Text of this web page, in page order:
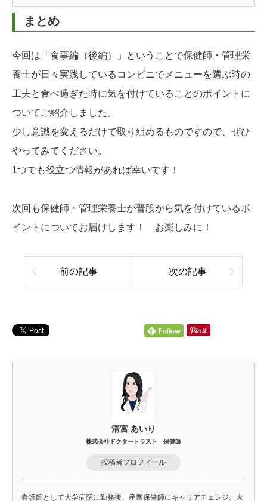
まとめ
今回は「食事編（後編）」ということで保健師・管理栄
養士が日々実践しているコンビニでメニューを選ぶ時の
工夫と食べ過ぎた時に気を付けていることのポイントに
ついてご紹介しました。
少し意識を変えるだけで取り組めるものですので、ぜひ
やってみてください。
1つでも役立つ情報があれば幸いです！
次回も保健師・管理栄養士が普段から気を付けているポ
イントについてお届けします！ お楽しみに！
前の記事 次の記事
清宮 あいり
株式会社ドクタートラスト 保健師
投稿者プロフィール
看護師として大学病院に勤務後、産業保健師にキャリアチェンジ。大